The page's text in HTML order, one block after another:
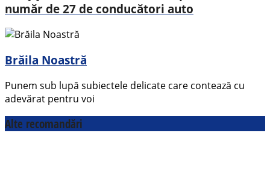
număr de 27 de conducători auto
Brăila Noastră
Punem sub lupă subiectele delicate care contează cu
adevărat pentru voi
Alte recomandări